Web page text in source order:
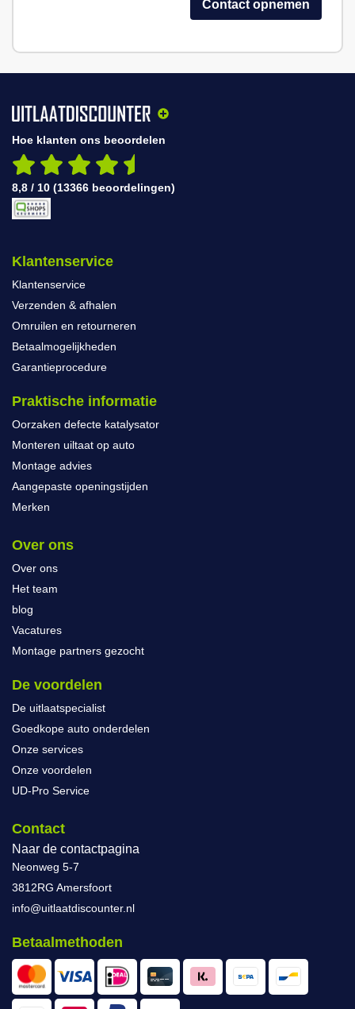
Hoe klanten ons beoordelen
8,8 / 10 (13366 beoordelingen)
Klantenservice
Klantenservice
Verzenden & afhalen
Omruilen en retourneren
Betaalmogelijkheden
Garantieprocedure
Praktische informatie
Oorzaken defecte katalysator
Monteren uiltaat op auto
Montage advies
Aangepaste openingstijden
Merken
Over ons
Over ons
Het team
blog
Vacatures
Montage partners gezocht
De voordelen
De uitlaatspecialist
Goedkope auto onderdelen
Onze services
Onze voordelen
UD-Pro Service
Contact
Naar de contactpagina
Neonweg 5-7
3812RG Amersfoort
info@uitlaatdiscounter.nl
Betaalmethoden